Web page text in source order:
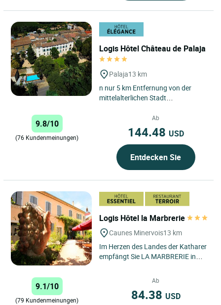
Logis Hôtel Château de Palaja
Palaja13 km
n nur 5 km Entfernung von der
mittelalterlichen Stadt
Flughafen Carcassonneund der
Autobahn...
9.8/10
(76 Kundenmeinungen)
Ab
144.48 USD
Entdecken Sie
Logis Hôtel la Marbrerie
Caunes Minervois13 km
Im Herzen des Landes der Katharer
empfängt Sie LA MARBRERIE in
und lädt Sie zu einer...
9.1/10
(79 Kundenmeinungen)
Ab
84.38 USD